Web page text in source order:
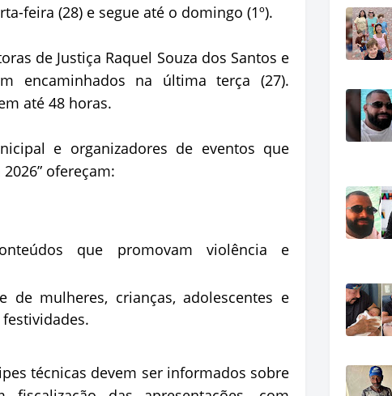
feira (28) e segue até o domingo (1º).
de Justiça Raquel Souza dos Santos e
encaminhados na última terça (27).
até 48 horas.
e organizadores de eventos que
ofereçam:
que promovam violência e
de mulheres, crianças, adolescentes e
técnicas devem ser informados sobre